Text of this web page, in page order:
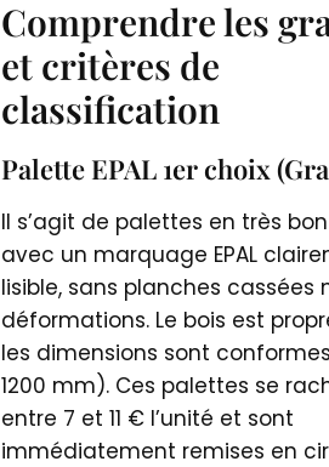
Comprendre les
et critères de
classification
Palette EPAL 1er choix
Il s’agit de palettes en très
avec un marquage EPAL
lisible, sans planches cassées
déformations. Le bois est
les dimensions sont
1200 mm). Ces palettes se
entre 7 et 11 € l’unité et sont
immédiatement remises en